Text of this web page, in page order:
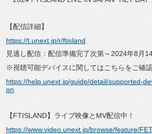
【配信詳細】
https://t.unext.jp/r/ftisland
見逃し配信：配信準備完了次第～2024年8月
※視聴可能デバイスに関してはこちらをご確
https://help.unext.jp/guide/detail/supported-
on
【FTISLAND】ライブ映像とMV配信中！
https://www.video.unext.jp/browse/feature/